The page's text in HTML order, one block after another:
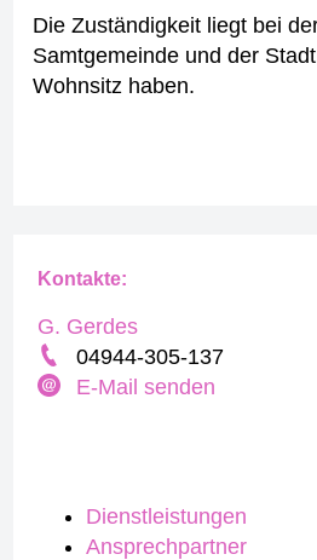
Die Zuständigkeit liegt bei
Samtgemeinde und der
Wohnsitz haben.
Dienstleistungen
Ansprechpartner
Kontakte:
G. Gerdes
04944-305-137
E-Mail senden